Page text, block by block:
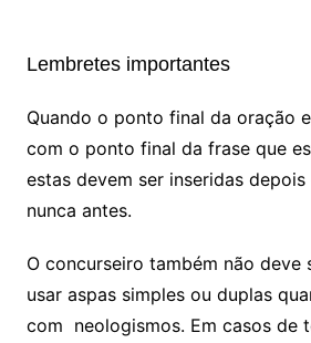
Lembretes importantes
Quando o ponto final da oração
com o ponto final da frase que
estas devem ser inseridas
nunca antes.
O concurseiro também não deve
usar aspas simples ou duplas
com neologismos. Em casos de